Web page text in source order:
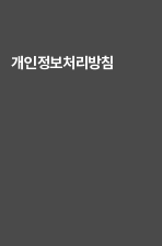
개인정보처리방침